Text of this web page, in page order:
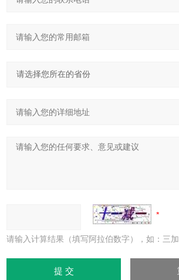
请输入计算结果（填写阿拉伯数字），如：三